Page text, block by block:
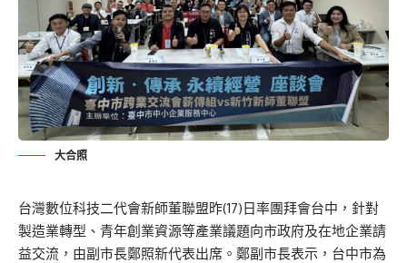
大合照
台灣數位科技二代會新師董聯盟昨(17)日率團拜會台中，針對
製造業轉型、青年創業資源等產業議題向市政府及在地企業請
益交流，由副市長鄭照新代表出席。鄭副市長表示，台中市為